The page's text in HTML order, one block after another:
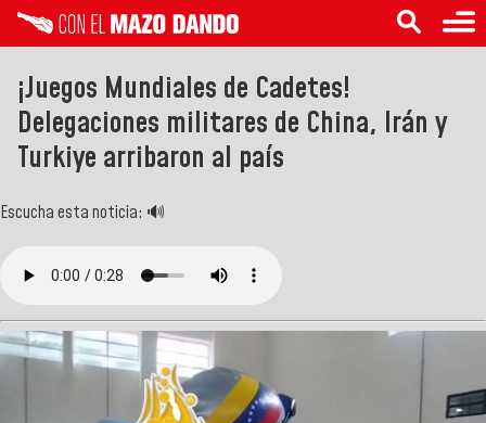
¡Juegos Mundiales de Cadetes!
Delegaciones militares de China, Irán y
Turkiye arribaron al país
Escucha esta noticia: 🔊